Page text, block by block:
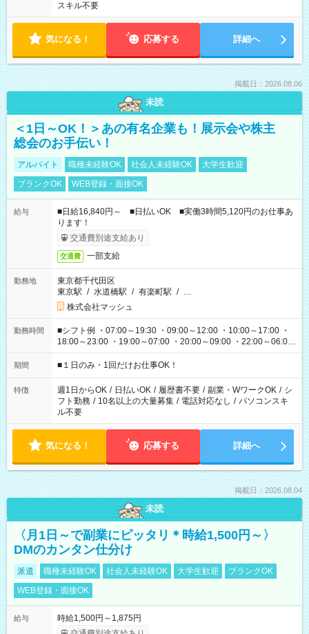
スキル不要
気になる！ 応募する 詳細へ
掲載日：2026.08.06
未読
＜1日～OK！＞あの有名企業も！展示会や株主
総会のお手伝い！
アルバイト 職種未経験OK 社会人未経験OK
大学生歓迎
ブランクOK
WEB登録・面接OK
給与
■日給16,840円～ ■日払いOK ■実働3時間5,120円のお仕事あ
ります！
交通費別途支給あり
交通費 一部支給
勤務地
東京都千代田区
東京駅 / 水道橋駅 / 有楽町駅 / …
株式会社マッシュ
勤務時間
■シフト例 ・07:00～19:30 ・09:00～12:00 ・10:00～17:00 ・
18:00～23:00 ・19:00～07:00 ・20:00～09:00 ・22:00～06:00
etc ★最短で3時間で5,120円のお仕事から 15時間で2万円近く稼
げるお仕事も！ ご希望のお時間に合わせてご紹介！ ※シフトは
ください！
期間 ■１日のみ・1回だけお仕事OK！
特徴 週1日からOK / 日払いOK / 履歴書不要 / 副業・WワークOK / シ
フト勤務 / 10名以上の大量募集 / 電話対応なし / パソコンスキ
ル不要
気になる！ 応募する 詳細へ
掲載日：2026.08.04
未読
〈月1日～で副業にピッタリ＊時給1,500円～〉
DMのカンタン仕分け
派遣 職種未経験OK 社会人未経験OK 大学生歓迎
ブランクOK
WEB登録・面接OK
給与
時給1,500円～1,875円